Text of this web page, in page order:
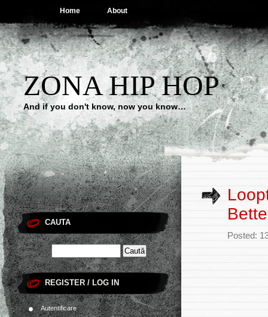
Home About
ZONA HIP HOP
And if you don't know, now you know…
CAUTA
REGISTER / LOG IN
Autentificare
Posted: